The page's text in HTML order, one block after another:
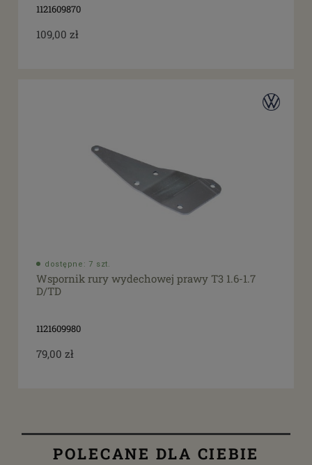
1121609870
109,00 zł
dostępne: 7 szt.
Wspornik rury wydechowej prawy T3 1.6-1.7
D/TD
1121609980
79,00 zł
POLECANE DLA CIEBIE